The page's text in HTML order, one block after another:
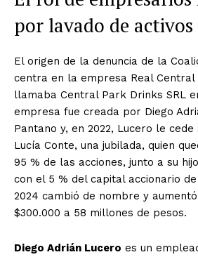
por lavado de activos
El origen de la denuncia de la
centra en la empresa Real Central
llamaba Central Park Drinks SRL
empresa fue creada por Diego
Pantano y, en 2022, Lucero le
Lucía Conte, una jubilada, quien
95 % de las acciones, junto a su
con el 5 % del capital accionario
2024 cambió de nombre y
$300.000 a 58 millones de pesos.
Diego Adrián Lucero es un